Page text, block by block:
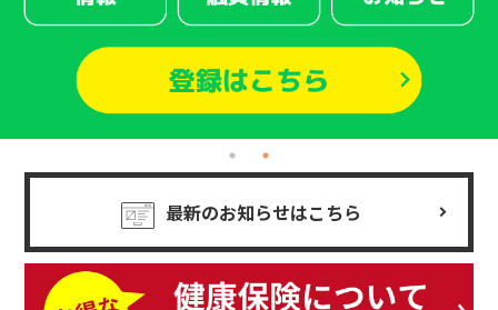
最新のお知らせはこちら